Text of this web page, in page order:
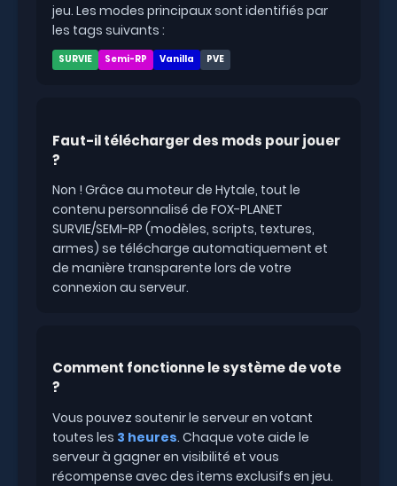
jeu. Les modes principaux sont identifiés par
les tags suivants :
SURVIE Semi-RP Vanilla PVE
Faut-il télécharger des mods pour jouer
?
Non ! Grâce au moteur de Hytale, tout le
contenu personnalisé de FOX-PLANET
SURVIE/SEMI-RP (modèles, scripts, textures,
armes) se télécharge automatiquement et
de manière transparente lors de votre
connexion au serveur.
Comment fonctionne le système de vote
?
Vous pouvez soutenir le serveur en votant
toutes les 3 heures. Chaque vote aide le
serveur à gagner en visibilité et vous
récompense avec des items exclusifs en jeu.